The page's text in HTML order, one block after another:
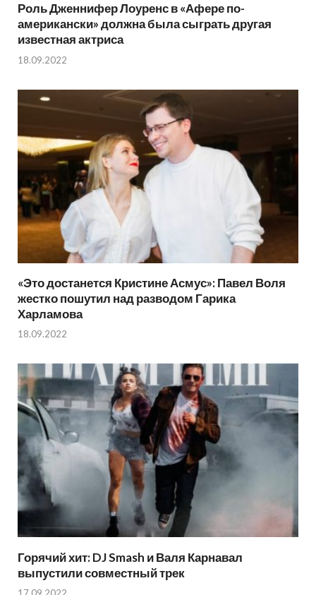
Роль Дженнифер Лоуренс в «Афере по-
американски» должна была сыграть другая
известная актриса
18.09.2022
«Это достанется Кристине Асмус»: Павел Воля
жестко пошутил над разводом Гарика
Харламова
18.09.2022
Горячий хит: DJ Smash и Валя Карнавал
выпустили совместный трек